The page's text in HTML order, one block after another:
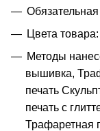
Цвета
Методы
вышивка,
печать
печать с
Трафаретная